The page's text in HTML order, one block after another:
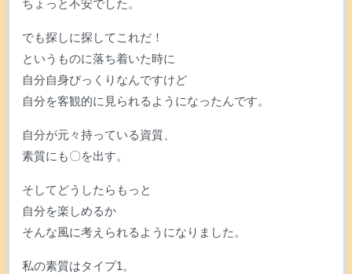
ちょっと不安でした。
でも探しに探してこれだ！
というものに落ち着いた時に
自分自身びっくりなんですけど
自分を客観的に見られるようになったんです。
自分が元々持っている資質、
素質にも〇を出す。
そしてどうしたらもっと
自分を楽しめるか
そんな風に考えられるようになりました。
私の素質はタイプ1。